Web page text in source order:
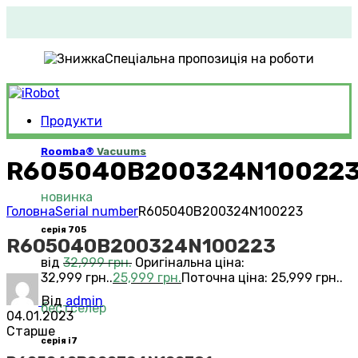
Спеціальна пропозиція на роботи
Продукти
Roomba® Vacuums
новинка
серія 705
від 32,999грн. Оригінальна ціна:
32,999 грн..25,999 грн.Поточна ціна: 25,999 грн..
бестселер
серія i7
ГоловнаSerial numberR605040B200324N100223
R605040B200324N100223
Від admin
04.01.2023
Старше